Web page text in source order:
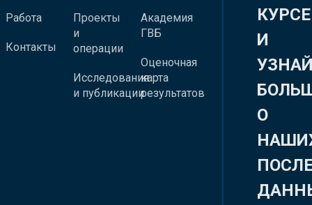
Работа
Контакты
Проекты
и
операции
Исследования
и публикации
Академия
ГВБ
Оценочная
карта
результатов
КУРСЕ
И
О